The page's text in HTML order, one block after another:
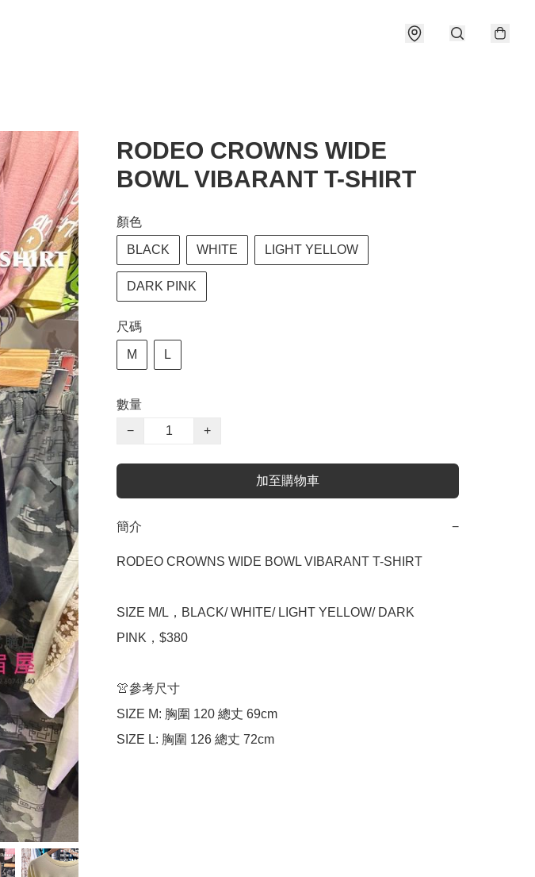
RODEO CROWNS WIDE
BOWL VIBARANT T-SHIRT
顏色
BLACK WHITE LIGHT YELLOW
DARK PINK
尺碼
M L
數量
−
+
加至購物車
簡介 −
RODEO CROWNS WIDE BOWL VIBARANT T-SHIRT
SIZE M/L，BLACK/ WHITE/ LIGHT YELLOW/ DARK
PINK，$380
👚參考尺寸
SIZE M: 胸圍 120 總丈 69cm
SIZE L: 胸圍 126 總丈 72cm